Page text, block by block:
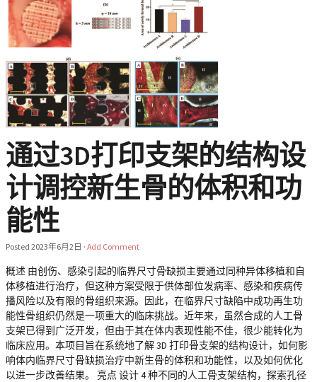
通过3D打印支架的结构设
计调控新生骨的体积和功
能性
Posted 2023年6月2日 · Add Comment
概述 由创伤、感染引起的临界尺寸骨缺损主要通过同种异体移植和自
体移植进行治疗，但这种方案受限于供体部位发病率、感染和疾病传
播风险以及有限的骨组织来源。因此，在临界尺寸缺陷中成功再生功
能性骨组织仍然是一项重大的临床挑战。近年来，虽然合成的人工骨
支架已得到广泛开发，但由于其在体内表现性能不佳，很少能转化为
临床应用。本项目旨在系统地了解 3D 打印骨支架的结构设计，如何影
响体内临界尺寸骨缺损治疗中新生骨的体积和功能性，以及如何优化
以进一步改善结果。 亮点 设计 4 种不同的人工骨支架结构，探索孔径